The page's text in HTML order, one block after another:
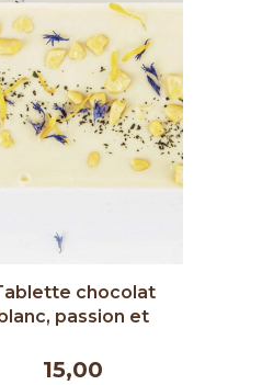
chocolat
passion et
Chocolat 90g
15,00